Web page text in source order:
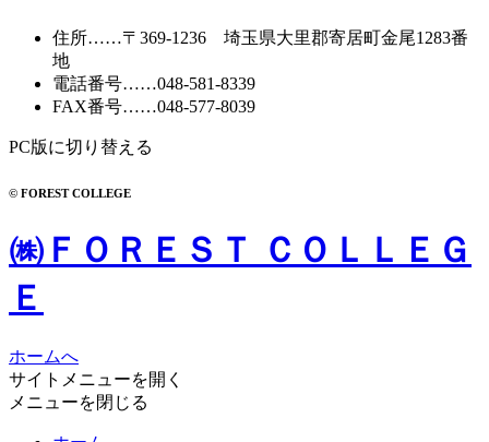
住所……〒369-1236 埼玉県大里郡寄居町金尾1283番
地
電話番号……048-581-8339
FAX番号……048-577-8039
PC版に切り替える
© FOREST COLLEGE
㈱ＦＯＲＥＳＴ ＣＯＬＬＥＧ
Ｅ
ホームへ
サイトメニューを開く
メニューを閉じる